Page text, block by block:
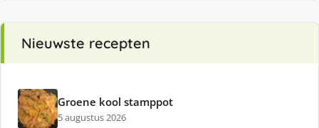
Nieuwste recepten
Groene kool stamppot
5 augustus 2026